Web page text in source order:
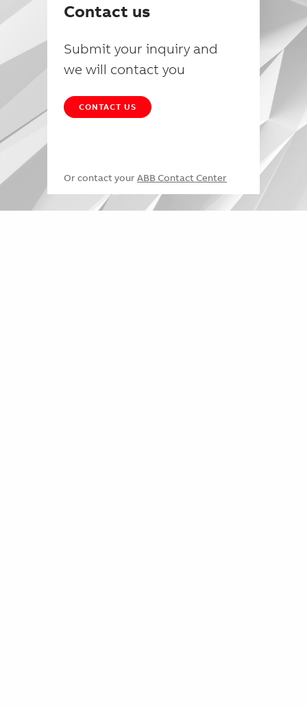
Contact us
Submit your inquiry and
we will contact you
CONTACT US
Or contact your ABB Contact Center